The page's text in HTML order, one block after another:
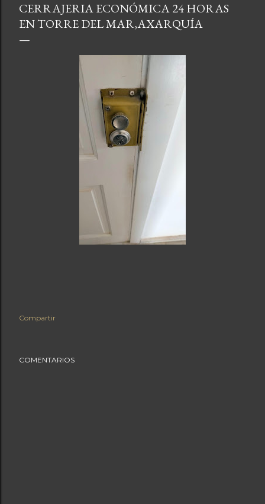
CERRAJERIA ECONÓMICA 24 HORAS
EN TORRE DEL MAR,AXARQUÍA
Compartir
COMENTARIOS